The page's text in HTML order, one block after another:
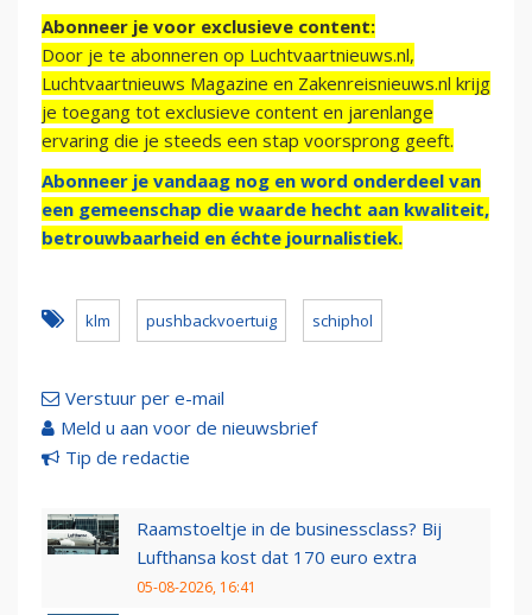
Abonneer je voor exclusieve content:
Door je te abonneren op Luchtvaartnieuws.nl,
Luchtvaartnieuws Magazine en Zakenreisnieuws.nl krijg
je toegang tot exclusieve content en jarenlange
ervaring die je steeds een stap voorsprong geeft.
Abonneer je vandaag nog en word onderdeel van
een gemeenschap die waarde hecht aan kwaliteit,
betrouwbaarheid en échte journalistiek.
klm pushbackvoertuig schiphol
Verstuur per e-mail
Meld u aan voor de nieuwsbrief
Tip de redactie
Raamstoeltje in de businessclass? Bij
Lufthansa kost dat 170 euro extra
05-08-2026, 16:41